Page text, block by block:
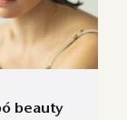
beauty